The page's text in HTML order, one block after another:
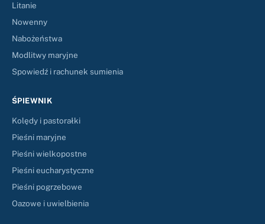
Litanie
Nowenny
Nabożeństwa
Modlitwy maryjne
Spowiedź i rachunek sumienia
ŚPIEWNIK
Kolędy i pastorałki
Pieśni maryjne
Pieśni wielkopostne
Pieśni eucharystyczne
Pieśni pogrzebowe
Oazowe i uwielbienia